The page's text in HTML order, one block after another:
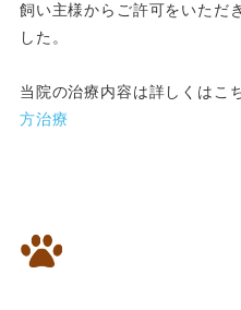
飼い主様からご許可をいただ
した。
当院の治療内容は詳しくはこ
方治療